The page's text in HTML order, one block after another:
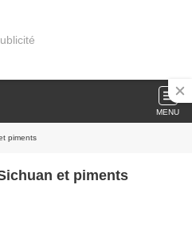
MENU
piments
et piments